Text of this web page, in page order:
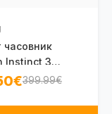
Instinct 3
50 мм Fern
399.99€